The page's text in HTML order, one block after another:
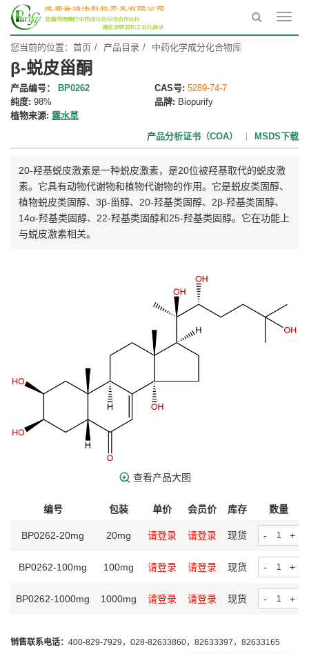
您当前的位置： 首页 产品目录 中药化学成分化合物库
β-蜕皮甾酮
产品编号： BP0262 CAS号: 5289-74-7
纯度: 98% 品牌: Biopurify
植物来源: 露水草
产品分析证书（COA）
MSDS下载
20-羟基蜕皮激素是一种蜕皮激素，是20位被羟基取代的蜕皮激
素。它具有动物代谢物和植物代谢物的作用。它是蜕皮类固醇、
植物蜕皮类固醇、3β-甾醇、20-羟基类固醇、2β-羟基类固醇、
14α-羟基类固醇、22-羟基类固醇和25-羟基类固醇。它在功能上
与蜕皮激素相关。
查看产品大图
编号 包装 单价 会员价 库存 数量
BP0262-20mg 20mg 请登录 请登录 现货 - +
BP0262-100mg 100mg 请登录 请登录 现货 - +
BP0262-1000mg 1000mg 请登录 请登录 现货 - +
销售联系电话： 400-829-7929，028-82633860，82633397，82633165